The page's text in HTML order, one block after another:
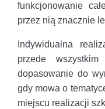
funkcjonowanie
przez nią znacznie
Indywidualna
przede
dopasowanie do
gdy mowa o
miejscu realizacji